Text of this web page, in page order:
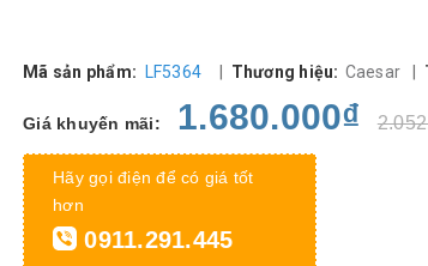
Mã sản phẩm: LF5364 Thương hiệu: Caesar
Giá khuyến mãi: 1.680.000₫
Hãy gọi điện để có giá tốt
hơn
0911.291.445